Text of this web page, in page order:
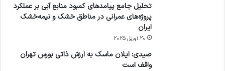
تحلیل جامع پیامدهای کمبود منابع آبی بر عملکرد
پروژه‌های عمرانی در مناطق خشک و نیمه‌خشک
ایران
20 آوریل 2025
صیدی: ایلان ماسک به ارزش ذاتی بورس تهران
واقف است